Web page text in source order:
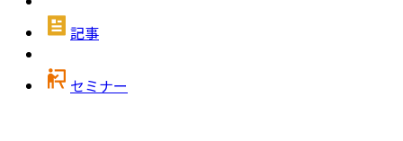
記事
セミナー